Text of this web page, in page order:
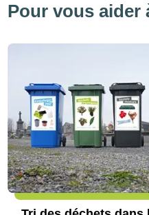
Pour vous aider